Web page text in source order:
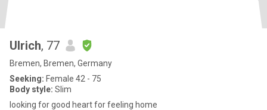
Ulrich, 77
Bremen, Bremen, Germany
Seeking: Female 42 - 75
Body style: Slim
looking for good heart for feeling home